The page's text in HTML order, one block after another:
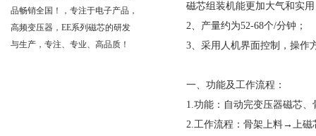
品畅销全国！，专注于电子产品，
高频变压器，EE系列磁芯的研发
与生产，专注、专业、高品质！
磁芯组装机能更加大气和实
2、产量约为52-68个/分钟；
3、采用人机界面控制，操作
一、功能及工作流程：
1.功能：自动完变压器磁芯
2.工作流程：骨架上料→上